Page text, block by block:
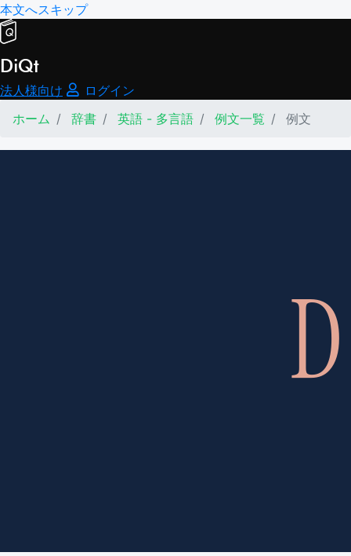
本文へスキップ
DiQt
法人様向け
ログイン
ホーム
辞書 英語 - 多言語 例文一覧 例文